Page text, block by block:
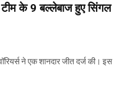
के 9 बल्लेबाज हुए सिंगल
ने एक शानदार जीत दर्ज की। इस